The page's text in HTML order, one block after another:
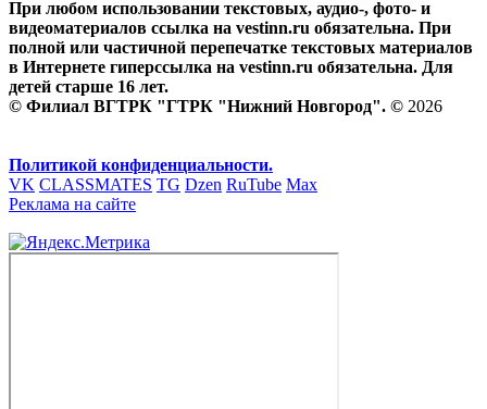
При любом использовании текстовых, аудио-, фото- и
видеоматериалов ссылка на vestinn.ru обязательна. При
полной или частичной перепечатке текстовых материалов
в Интернете гиперссылка на vestinn.ru обязательна. Для
детей старше 16 лет.
© Филиал ВГТРК "ГТРК "Нижний Новгород". © 2026
Политикой конфиденциальности.
VK CLASSMATES TG Dzen RuTube Max
Реклама на сайте